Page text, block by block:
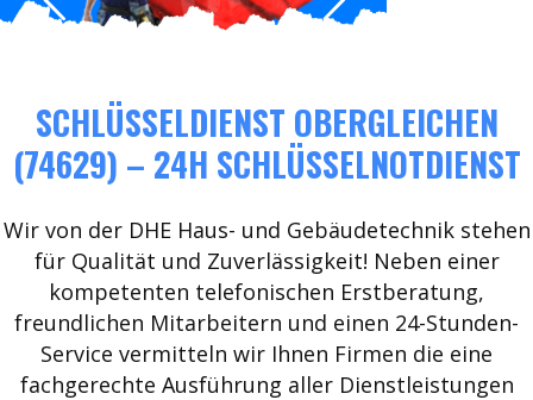
SCHLÜSSELDIENST OBERGLEICHEN
(74629) – 24H SCHLÜSSELNOTDIENST
Wir von der DHE Haus- und Gebäudetechnik stehen
für Qualität und Zuverlässigkeit! Neben einer
kompetenten telefonischen Erstberatung,
freundlichen Mitarbeitern und einen 24-Stunden-
Service vermitteln wir Ihnen Firmen die eine
fachgerechte Ausführung aller Dienstleistungen